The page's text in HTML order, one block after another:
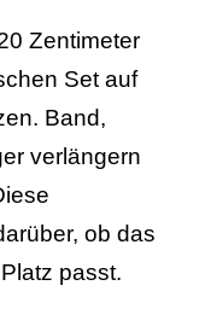
Zentimeter
Set auf
Band,
verlängern
ob das
passt.